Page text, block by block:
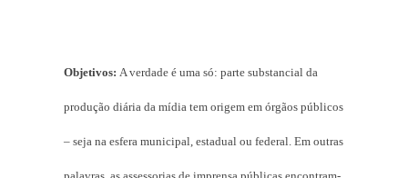
Objetivos: A verdade é uma só: parte substancial da
produção diária da mídia tem origem em órgãos públicos
– seja na esfera municipal, estadual ou federal. Em outras